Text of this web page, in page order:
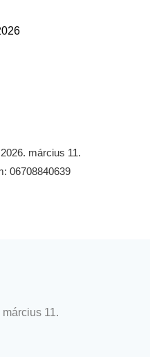
március 11.
06708840639
11.